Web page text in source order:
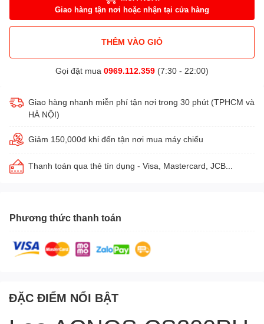
Giao hàng tận nơi hoặc nhận tại cửa hàng
THÊM VÀO GIỎ
Gọi đặt mua 0969.112.359 (7:30 - 22:00)
Giao hàng nhanh miễn phí tận nơi trong 30 phút (TPHCM và
HÀ NỘI)
Giảm 150,000đ khi đến tận nơi mua máy chiếu
Thanh toán qua thẻ tín dụng - Visa, Mastercard, JCB...
Phương thức thanh toán
ĐẶC ĐIỂM NỔI BẬT